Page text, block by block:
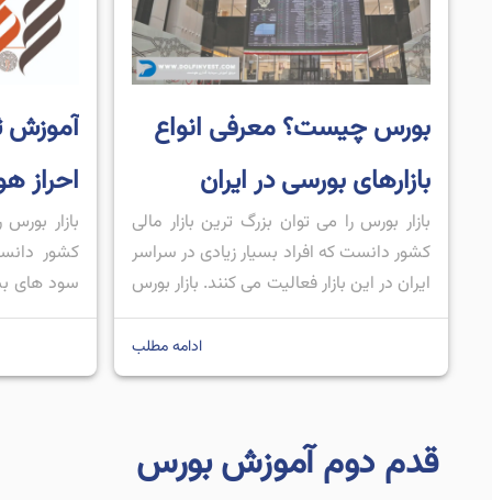
بورس چیست؟ معرفی انواع
بازارهای بورسی در ایران
بازار بورس را می توان بزرگ ترین بازار مالی
کشور دانست که افراد بسیار زیادی در سراسر
ایران در این بازار فعالیت می کنند. بازار بورس
به 4 بازار مختلف تقسیم می شود که عبارت
انداز: بورس اوراق بهادار تهران، فرابورس
ایران، بورس انرژی ایران و بورس کالا. در هر
ادامه مطلب
آموزش
احراز
بازار
کشور
سود های
خود به
اینکه
وارد این
قدم دوم آموزش بورس